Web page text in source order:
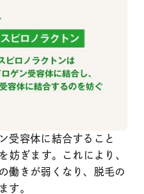
受容体に結合すること
妨ぎます。これにより、
働きが弱くなり、脱毛の
す。